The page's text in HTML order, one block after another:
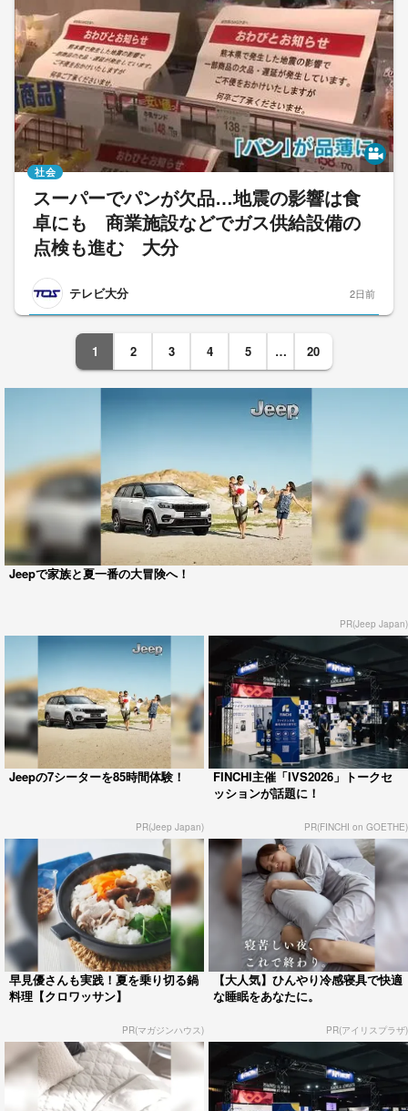
スーパーでパンが欠品…地震の影響は食
卓にも 商業施設などでガス供給設備の
点検も進む 大分
テレビ大分
社会
2日前
1 2 3 4 5 … 20
Jeepで家族と夏一番の大冒険へ！
PR(Jeep Japan)
Jeepの7シーターを85時間体験！
PR(Jeep Japan)
FINCHI主催「IVS2026」トークセ
ッションが話題に！
PR(FINCHI on GOETHE)
早見優さんも実践！夏を乗り切る鍋
料理【クロワッサン】
PR(マガジンハウス)
【大人気】ひんやり冷感寝具で快適
な睡眠をあなたに。
PR(アイリスプラザ)